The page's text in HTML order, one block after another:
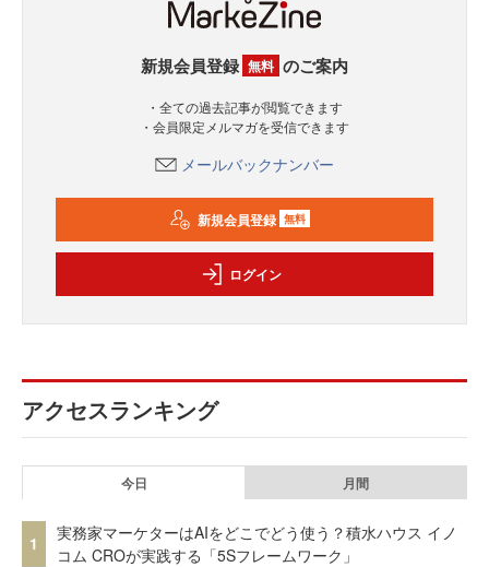
新規会員登録 無料 のご案内
・全ての過去記事が閲覧できます
・会員限定メルマガを受信できます
メールバックナンバー
新規会員登録 無料
ログイン
アクセスランキング
今日 月間
1
実務家マーケターはAIをどこでどう使う？積水ハウス イノ
コム CROが実践する「5Sフレームワーク」